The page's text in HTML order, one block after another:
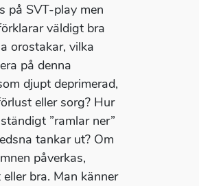
på SVT-play men
väldigt bra
orostakar, vilka
på denna
djupt deprimerad,
eller sorg? Hur
”ramlar ner”
tankar ut? Om
påverkas,
bra. Man känner